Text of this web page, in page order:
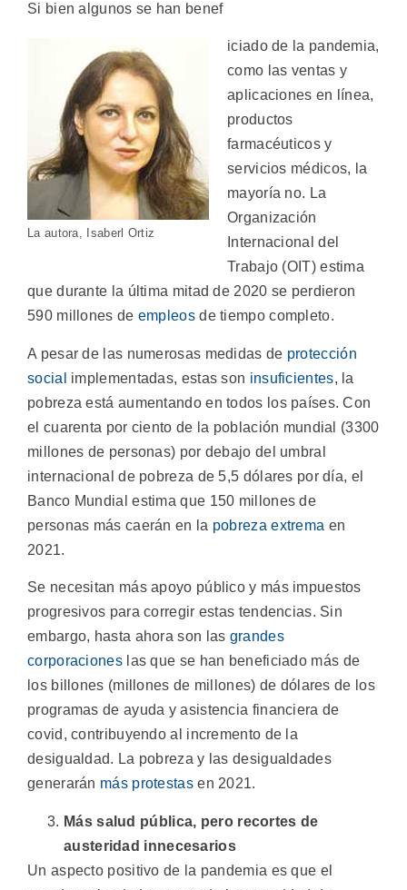
Si bien algunos se han benef
La autora, Isaberl Ortiz
iciado de la pandemia,
como las ventas y
aplicaciones en línea,
productos
farmacéuticos y
servicios médicos, la
mayoría no. La
Organización
Internacional del
Trabajo (OIT) estima
que durante la última mitad de 2020 se perdieron
590 millones de empleosde tiempo completo.
A pesar de las numerosas medidas de protección
social
implementadas, estas son insuficientes, la
pobreza está aumentando en todos los países. Con
el cuarenta por ciento de la población mundial (3300
millones de personas) por debajo del umbral
internacional de pobreza de 5,5 dólares por día, el
Banco Mundial estima que 150 millones de
personas más caerán en la pobreza extrema en
2021.
Se necesitan más apoyo público y más impuestos
progresivos para corregir estas tendencias. Sin
embargo, hasta ahora son las grandes
corporacioneslas que se han beneficiado más de
los billones (millones de millones) de dólares de los
programas de ayuda y asistencia financiera de
covid, contribuyendo al incremento de la
desigualdad. La pobreza y las desigualdades
generarán más protestasen 2021.
Más salud pública, pero recortes de
austeridad innecesarios
Un aspecto positivo de la pandemia es que el